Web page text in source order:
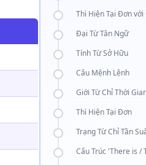
Thì Hiện Tại Đơn với
Đại Từ Tân Ngữ
Tính Từ Sở Hữu
Câu Mệnh Lệnh
Giới Từ Chỉ Thời
Thì Hiện Tại Đơn
Trạng Từ Chỉ Tần
Cấu Trúc 'There is /